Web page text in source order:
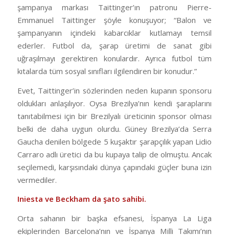
şampanya markası Taittinger’ın patronu Pierre-
Emmanuel Taittinger şöyle konuşuyor; “Balon ve
şampanyanın içindeki kabarcıklar kutlamayı temsil
ederler. Futbol da, şarap üretimi de sanat gibi
uğraşılmayı gerektiren konulardır. Ayrıca futbol tüm
kıtalarda tüm sosyal sınıfları ilgilendiren bir konudur.”
Evet, Taittinger’in sözlerinden neden kupanın sponsoru
oldukları anlaşılıyor. Oysa Brezilya’nın kendi şaraplarını
tanıtabilmesi için bir Brezilyalı üreticinin sponsor olması
belki de daha uygun olurdu. Güney Brezilya’da Serra
Gaucha denilen bölgede 5 kuşaktır şarapçılık yapan Lidio
Carraro adlı üretici da bu kupaya talip de olmuştu. Ancak
seçilemedi, karşısındaki dünya çapındaki güçler buna izin
vermediler.
Iniesta ve Beckham da şato sahibi.
Orta sahanın bir başka efsanesi, İspanya La Liga
ekiplerinden Barcelona’nın ve İspanya Milli Takımı’nın